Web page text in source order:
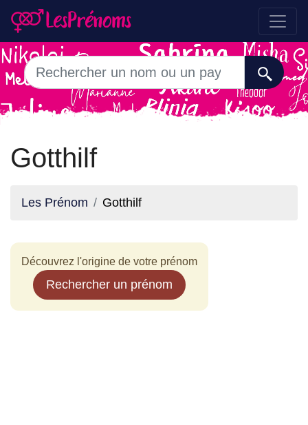
Gotthilf
Les Prénom Gotthilf
Découvrez l'origine de votre prénom
Rechercher un prénom